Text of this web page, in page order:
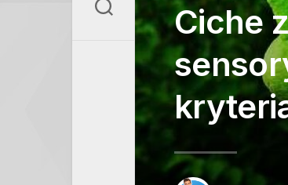
Ciche